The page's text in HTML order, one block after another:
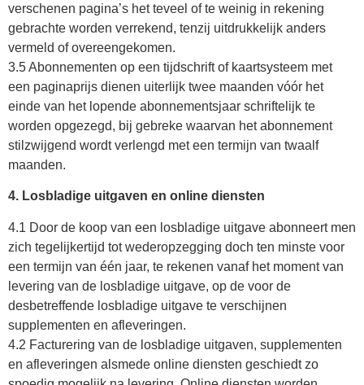
verschenen pagina’s het teveel of te weinig in rekening
gebrachte worden verrekend, tenzij uitdrukkelijk anders
vermeld of overeengekomen.
3.5 Abonnementen op een tijdschrift of kaartsysteem met
een paginaprijs dienen uiterlijk twee maanden vóór het
einde van het lopende abonnementsjaar schriftelijk te
worden opgezegd, bij gebreke waarvan het abonnement
stilzwijgend wordt verlengd met een termijn van twaalf
maanden.
4. Losbladige uitgaven en online diensten
4.1 Door de koop van een losbladige uitgave abonneert men
zich tegelijkertijd tot wederopzegging doch ten minste voor
een termijn van één jaar, te rekenen vanaf het moment van
levering van de losbladige uitgave, op de voor de
desbetreffende losbladige uitgave te verschijnen
supplementen en afleveringen.
4.2 Facturering van de losbladige uitgaven, supplementen
en afleveringen alsmede online diensten geschiedt zo